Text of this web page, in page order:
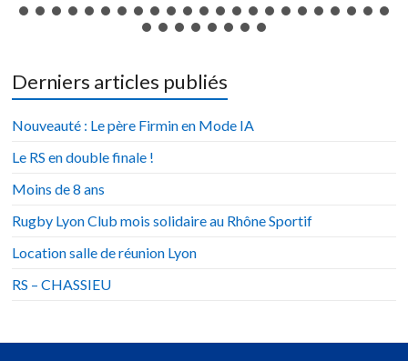
Derniers articles publiés
Nouveauté : Le père Firmin en Mode IA
Le RS en double finale !
Moins de 8 ans
Rugby Lyon Club mois solidaire au Rhône Sportif
Location salle de réunion Lyon
RS – CHASSIEU